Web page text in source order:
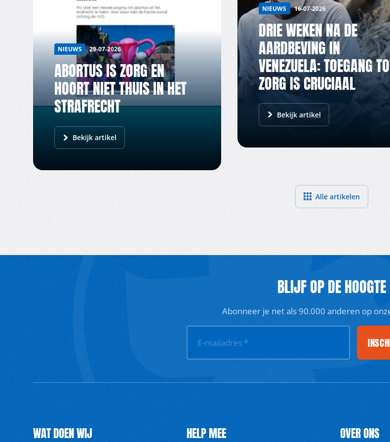
NIEUWS 29-07-2026
ABORTUS IS ZORG EN
HOORT NIET THUIS IN HET
STRAFRECHT
Bekijk artikel
NIEUWS 16-07-2026
DRIE WEKEN NA DE
AARDBEVING IN
VENEZUELA: TOEGANG
ZORG IS CRUCIAAL
Bekijk artikel
Alle artikelen
BLIJF OP DE HOOGTE
Abonneer je net als 90.000 anderen op
E-mailadres *
WAT DOEN WIJ HELP MEE OVER ONS